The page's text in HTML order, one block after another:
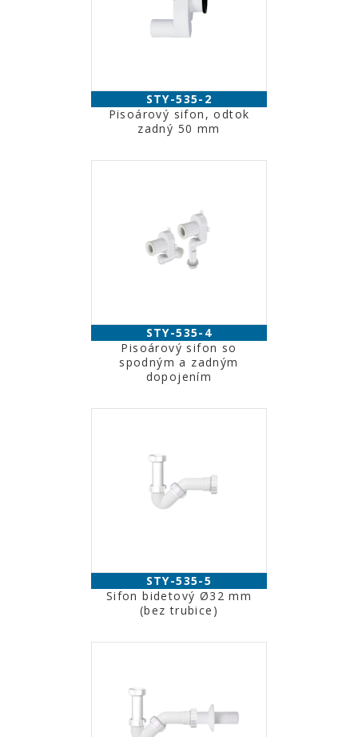
STY-535-2
Pisoárový sifon, odtok
zadný 50 mm
STY-535-4
Pisoárový sifon so
spodným a zadným
dopojením
STY-535-5
Sifon bidetový Ø32 mm
(bez trubice)